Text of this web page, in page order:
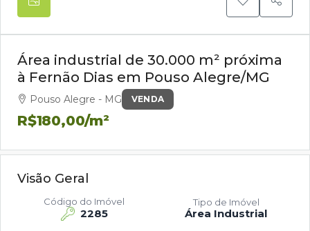
VENDA
Área industrial de 30.000 m² próxima
à Fernão Dias em Pouso Alegre/MG
Pouso Alegre - MG
R$180,00/m²
Visão Geral
2285
Código do Imóvel
Área Industrial
Tipo de Imóvel